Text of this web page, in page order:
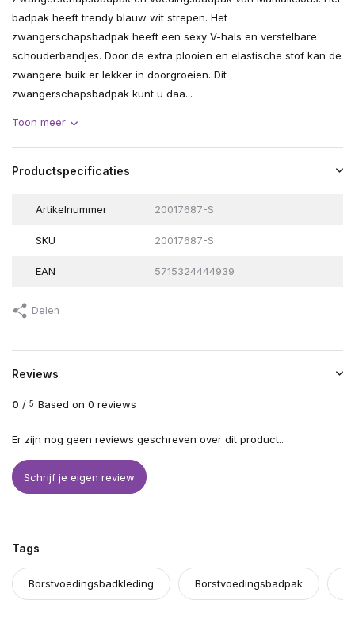
badpak heeft trendy blauw wit strepen. Het
zwangerschapsbadpak heeft een sexy V-hals en verstelbare
schouderbandjes. Door de extra plooien en elastische stof kan de
zwangere buik er lekker in doorgroeien. Dit
zwangerschapsbadpak kunt u daa...
Toon meer
Productspecificaties
Artikelnummer 20017687-S
SKU 20017687-S
EAN 5715324444939
Delen
Reviews
0 / 5 Based on 0 reviews
Er zijn nog geen reviews geschreven over dit product..
Schrijf je eigen review
Tags
Borstvoedingsbadkleding Borstvoedingsbadpak